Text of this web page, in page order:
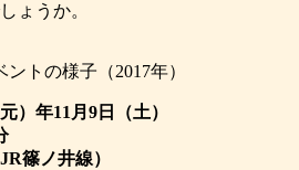
ょうか。
トの様子（2017年）
）年11月9日（土）
篠ノ井線）